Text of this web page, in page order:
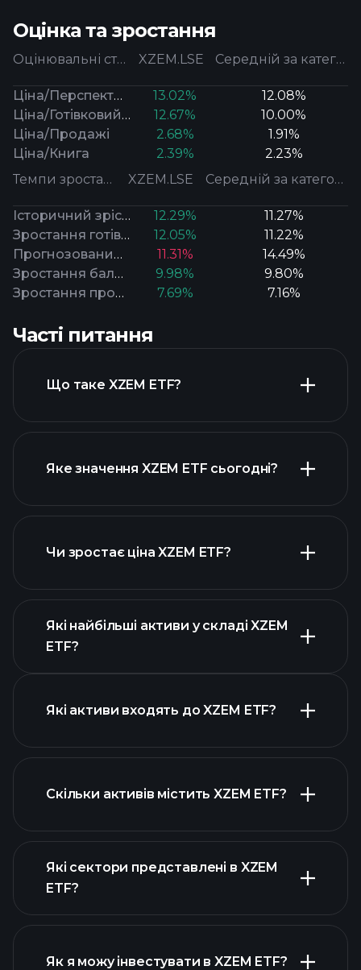
Оцінка та зростання
Оцінювальні ставки XZEM.LSE Середній за категорією
Ціна/Перспективний прибуток 13.02%
12.08%
Ціна/Готівковий потік
12.67%
10.00%
Ціна/Продажі
2.68%
1.91%
Ціна/Книга
2.39%
2.23%
Темпи зростання
XZEM.LSE Середній за категорією
Історичний зріст прибутку 12.29%
11.27%
Зростання готівкового потоку
12.05%
11.22%
Прогнозований довгостроковий зріст прибутку
11.31%
14.49%
Зростання балансової вартості
9.98%
9.80%
Зростання продажів
7.69% 7.16%
Часті питання
Що таке XZEM ETF?
Яке значення XZEM ETF сьогодні?
розширеній
діаграмі
Чи зростає ціна XZEM ETF?
Які найбільші активи у складі XZEM
ETF?
ETF
Які активи входять до XZEM ETF?
активів XZEM ETF
Скільки активів містить XZEM ETF?
Які сектори представлені в XZEM
ETF?
Як я можу інвестувати в XZEM ETF?